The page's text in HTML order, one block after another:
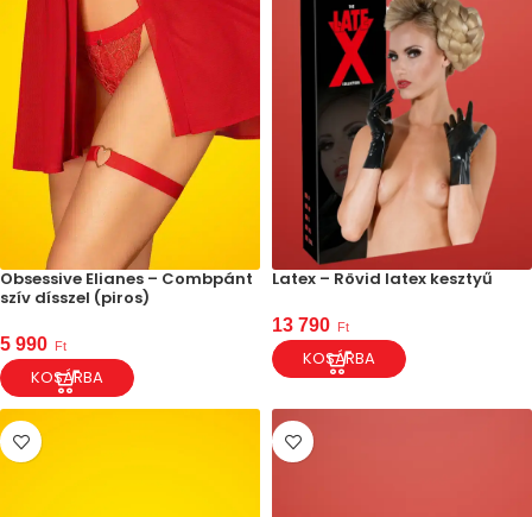
Obsessive Elianes – Combpánt
szív dísszel (piros)
5 990 Ft
KOSÁRBA
Latex – Rövid latex kesztyű
13 790 Ft
KOSÁRBA